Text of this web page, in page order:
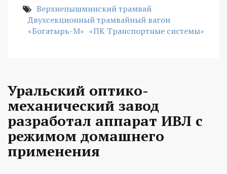
Верхнепышминский трамвай
Двухсекционный трамвайный вагон
«Богатырь-М» «ПК Транспортные системы»
Уральский оптико-
механический завод
разработал аппарат ИВЛ с
режимом домашнего
применения